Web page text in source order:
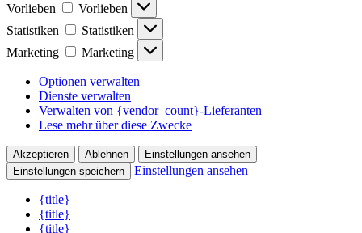
Vorlieben
Vorlieben
Statistiken
Statistiken
Marketing
Marketing
Optionen verwalten
Dienste verwalten
Verwalten von {vendor_count}-Lieferanten
Lese mehr über diese Zwecke
Akzeptieren Ablehnen
Einstellungen ansehen
Einstellungen speichern
Einstellungen ansehen
{title}
{title}
{title}